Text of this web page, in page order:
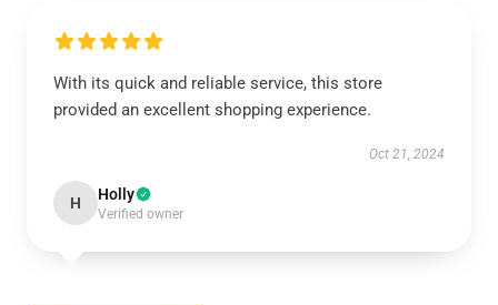
With its quick and reliable service, this store
provided an excellent shopping experience.
Oct 21, 2024
H Holly
Verified owner